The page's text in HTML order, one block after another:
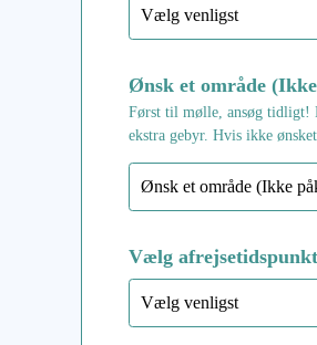
Ønsk et område
Først til mølle, ansøg tidligt!
ekstra gebyr. Hvis ikke
Vælg afrejsetidspunkt